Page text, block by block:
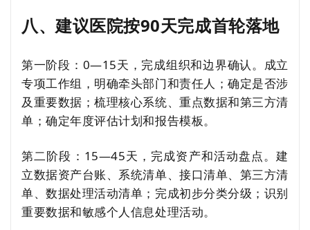
八、建议医院按90天完成首轮落地
第一阶段：0—15天，完成组织和边界确认。成立
专项工作组，明确牵头部门和责任人；确定是否涉
及重要数据；梳理核心系统、重点数据和第三方清
单；确定年度评估计划和报告模板。
第二阶段：15—45天，完成资产和活动盘点。建
立数据资产台账、系统清单、接口清单、第三方清
单、数据处理活动清单；完成初步分类分级；识别
重要数据和敏感个人信息处理活动。